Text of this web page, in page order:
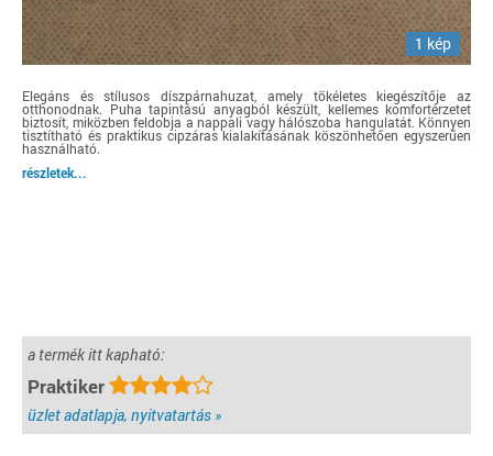
1 kép
Elegáns és stílusos díszpárnahuzat, amely tökéletes kiegészítője az
otthonodnak. Puha tapintású anyagból készült, kellemes komfortérzetet
biztosít, miközben feldobja a nappali vagy hálószoba hangulatát. Könnyen
tisztítható és praktikus cipzáras kialakításának köszönhetően egyszerűen
használható.
részletek...
a termék itt kapható:
Praktiker
üzlet adatlapja, nyitvatartás »